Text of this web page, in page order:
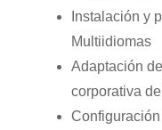
Instalación y
Multiidiomas
Adaptación
corporativa